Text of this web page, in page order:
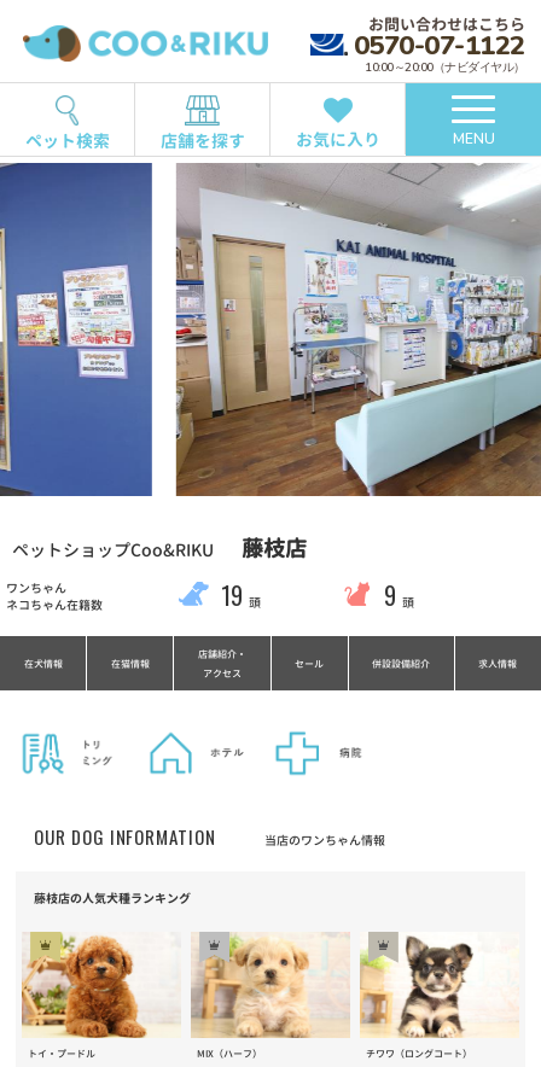
お問い合わせはこちら
0570-07-1122
10:00～20:00（ナビダイヤル）
ペット検索 店舗を探す お気に入り MENU
ペットショップCoo&RIKU 藤枝店
ワンちゃん
ネコちゃん在籍数
19 頭 9 頭
在犬情報 在猫情報
店舗紹介・
アクセス
セール 併設設備紹介 求人情報
OUR DOG INFORMATION 当店のワンちゃん情報
藤枝店の人気犬種ランキング
トイ・プードル MIX（ハーフ） チワワ（ロングコート）